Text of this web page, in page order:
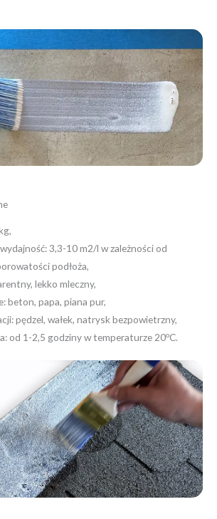
3,3-10 m2/l w zależności od
podłoża,
lekko mleczny,
beton, papa, piana pur,
pędzel, wałek, natrysk bezpowietrzny,
od 1-2,5 godziny w temperaturze 20oC.